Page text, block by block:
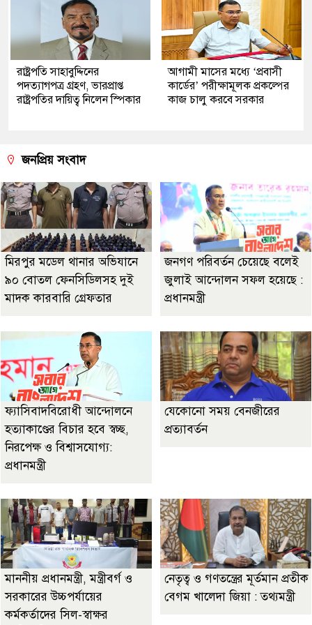
রাষ্ট্রপতি সাহাবুদ্দিনের
পদত্যাগপত্র গ্রহণ, ভারপ্রাপ্ত
রাষ্ট্রপতির দায়িত্ব নিলেন স্পিকার
আগামী মাসের মধ্যে ‘প্রবাসী
কার্ডের’ পরীক্ষামূলক প্রকল্পের
কাজ চালু করবে সরকার
জনপ্রিয় সংবাদ
মিরপুর মডেল থানার অভিযানে
৯০ বোতল ফেনসিডিলসহ দুই
মাদক কারবারি গ্রেফতার
জনগণ পরিবর্তন চেয়েছে বলেই
জুলাই আন্দোলন সফল হয়েছে :
প্রধানমন্ত্রী
ফ্যাসিবাদবিরোধী আন্দোলনে
হত্যাকাণ্ডের বিচার হবে স্বচ্ছ,
নিরপেক্ষ ও বিশ্বাসযোগ্য:
প্রধানমন্ত্রী
যেকোনো সময় বেনজীরের
প্রত্যাবর্তন
মাননীয় প্রধানমন্ত্রী, মন্ত্রীবর্গ ও
সরকারের উচ্চপর্যায়ের
কর্মকর্তাদের সিল-স্বাক্ষর
নেতৃত্ব ও গণতন্ত্রের মূর্তমান প্রতীক
বেগম খালেদা জিয়া : তথ্যমন্ত্রী